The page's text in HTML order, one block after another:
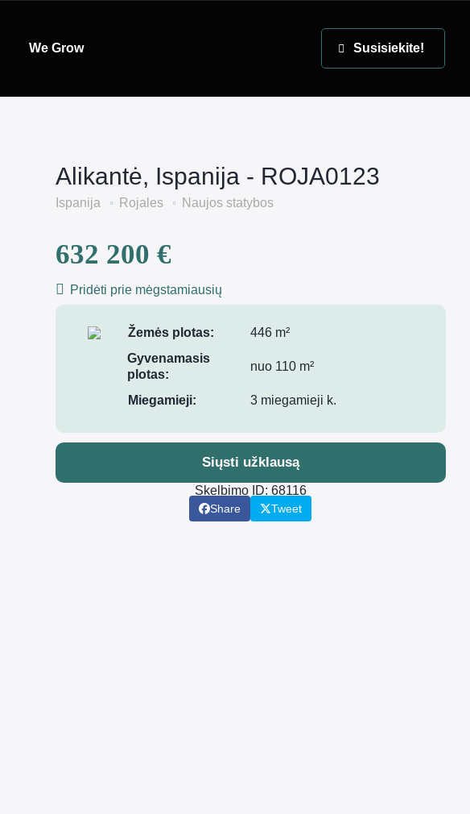
We Grow Susisiekite!
Alikantė, Ispanija - ROJA0123
Ispanija Rojales Naujos statybos
632 200 €
Pridėti prie mėgstamiausių
Žemės plotas:
446 m²
Gyvenamasis
plotas:
nuo 110 m²
Miegamieji: 3 miegamieji k.
Siųsti užklausą
Skelbimo ID: 68116
Share Tweet